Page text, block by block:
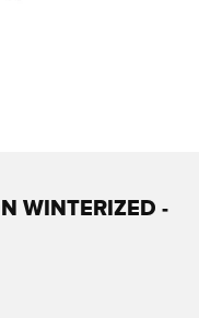
WINTERIZED -